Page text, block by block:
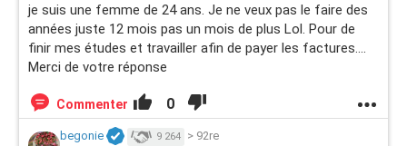
je suis une femme de 24 ans. Je ne veux pas le faire des
années juste 12 mois pas un mois de plus Lol. Pour de
finir mes études et travailler afin de payer les factures....
Merci de votre réponse
Commenter 0
begonie 9 264 > 92re